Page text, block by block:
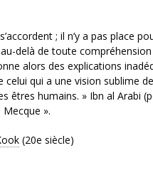
; il n’y a pas place
delà de toute compréhension
alors des explications
qui a une vision sublime
êtres humains. » Ibn al Arabi
».
(20e siècle)